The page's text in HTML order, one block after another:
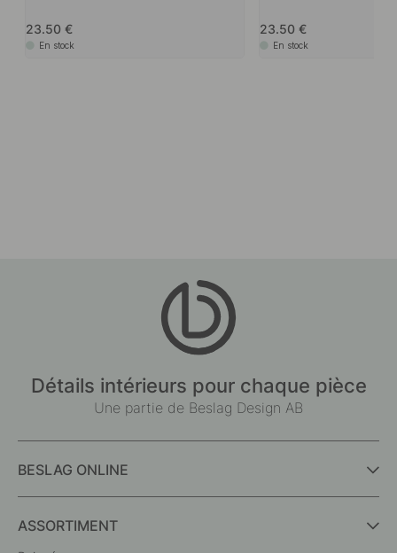
23.50
En stock
23.50
En stock
Détails intérieurs pour chaque pièce
Une partie de Beslag Design AB
BESLAG ONLINE
ASSORTIMENT